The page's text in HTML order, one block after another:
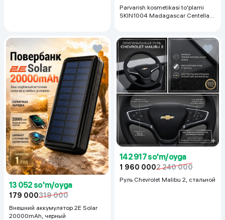
Parvarish kosmetikasi to'plami
SKIN1004 Madagascar Centella
13 052 so'm/oyga
179 000319 000
Внешний аккумулятор 2E Solar
20000mAh, черный
142 917 so'm/oyga
1 960 0002 240 000
Руль Chevrolet Malibu 2, cтальной